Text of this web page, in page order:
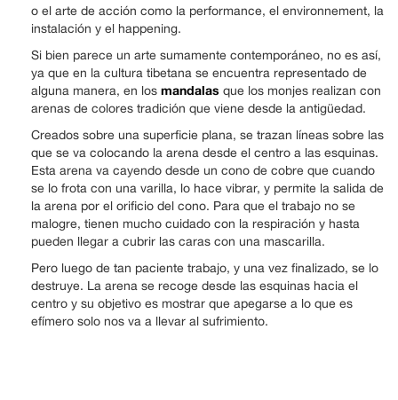
o el arte de acción como la performance, el environnement, la
instalación y el happening.
Si bien parece un arte sumamente contemporáneo, no es así,
ya que en la cultura tibetana se encuentra representado de
alguna manera, en los mandalas que los monjes realizan con
arenas de colores tradición que viene desde la antigüedad.
Creados sobre una superficie plana, se trazan líneas sobre las
que se va colocando la arena desde el centro a las esquinas.
Esta arena va cayendo desde un cono de cobre que cuando
se lo frota con una varilla, lo hace vibrar, y permite la salida de
la arena por el orificio del cono. Para que el trabajo no se
malogre, tienen mucho cuidado con la respiración y hasta
pueden llegar a cubrir las caras con una mascarilla.
Pero luego de tan paciente trabajo, y una vez finalizado, se lo
destruye. La arena se recoge desde las esquinas hacia el
centro y su objetivo es mostrar que apegarse a lo que es
efímero solo nos va a llevar al sufrimiento.